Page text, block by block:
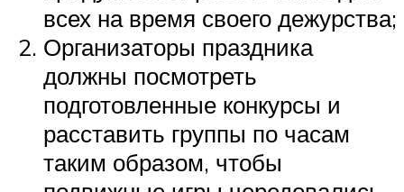
всех на время своего дежурства;
Организаторы праздника
должны посмотреть
подготовленные конкурсы и
расставить группы по часам
таким образом, чтобы